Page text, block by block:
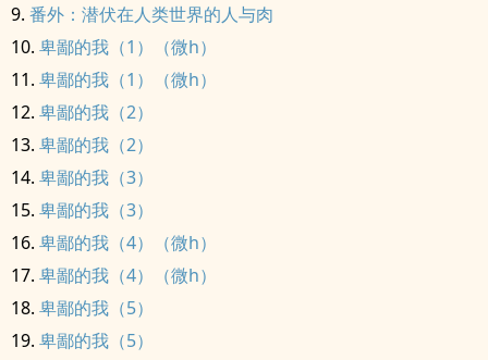
番外：潜伏在人类世界的人与肉
卑鄙的我（1）（微h）
卑鄙的我（1）（微h）
卑鄙的我（2）
卑鄙的我（2）
卑鄙的我（3）
卑鄙的我（3）
卑鄙的我（4）（微h）
卑鄙的我（4）（微h）
卑鄙的我（5）
卑鄙的我（5）